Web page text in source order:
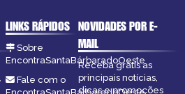
LINKS RÁPIDOS
Sobre
EncontraSantaBárbaradoOeste
Fale com o
NOVIDADES POR E-
MAIL
Receba grátis as
principais notícias,
dicas e promoções